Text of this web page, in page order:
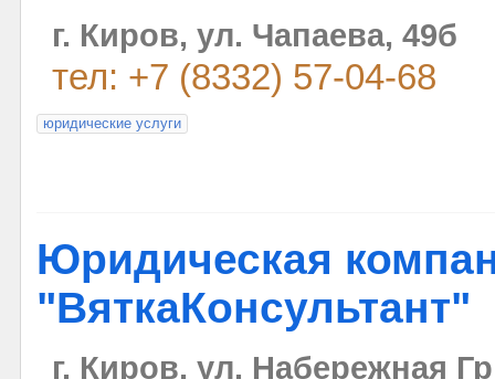
г. Киров, ул. Чапаева, 49б
тел: +7 (8332) 57-04-68
юридические услуги
Юридическая
"ВяткаКонсультант"
г. Киров, ул. Набережная